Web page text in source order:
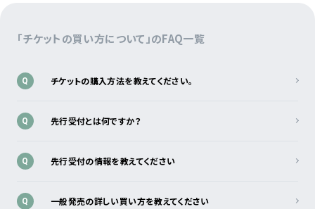
「チケットの買い方について」のFAQ一覧
Q チケットの購入方法を教えてください。
Q 先行受付とは何ですか？
Q 先行受付の情報を教えてください
Q 一般発売の詳しい買い方を教えてください